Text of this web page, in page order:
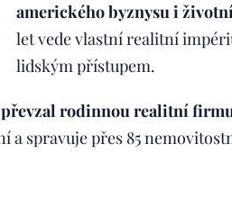
amerického byznysu i
let vede vlastní realitní
lidským přístupem.
převzal rodinnou realitní
a spravuje přes 85